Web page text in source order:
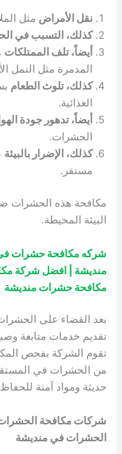
نقل الأمراض مثل
كذلك، التسبب في
أيضاً، تلف الممتلكات
المدمرة مثل النمل
كذلك، تلوث الطعام
الغذائية.
أيضاً، تدهور جودة
الحشرات.
كذلك، الإضرار بالبيئة
مستقر.
مكافحة هذه الحشرات
البيئة المحيطة.
شركه مكافحة حشرات
منديشة | افضل شركة
مكافحة حشرات منديشة
بعد القضاء على
تقديم خدمات متابعة
تقوم الشركة بفحص
من الحشرات في
حديثة ومواد آمنة
شركات مكافحة
الحشرات في منديشة